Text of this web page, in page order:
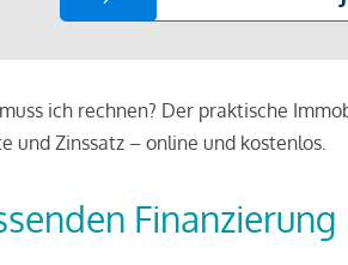
ich rechnen? Der praktische
und Zinssatz – online und kostenlos.
Finanzierung